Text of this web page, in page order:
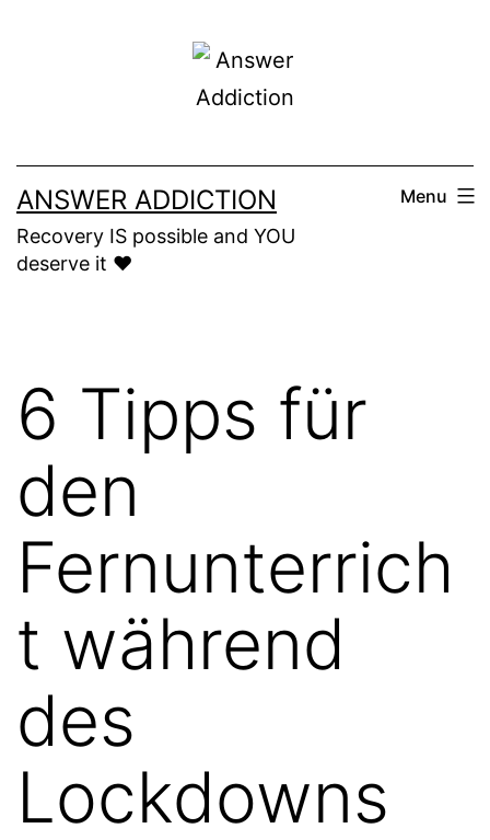
ANSWER ADDICTION
Recovery IS possible and YOU
deserve it ❤️
Menu
6 Tipps für
den
Fernunterrich
t während
des
Lockdowns